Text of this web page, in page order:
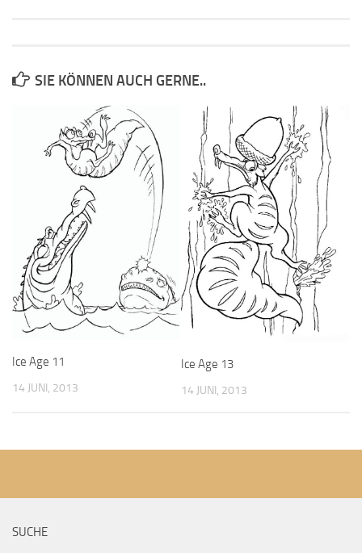
SIE KÖNNEN AUCH GERNE..
Ice Age 11
14 JUNI, 2013
Ice Age 13
14 JUNI, 2013
SUCHE